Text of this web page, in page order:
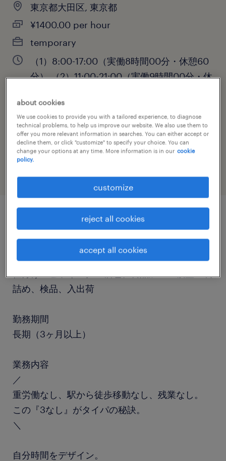
東京都大田区, 東京都
¥1400.00 per hour
temporary
（1）8:00-17:00（実働8時間00分・休憩60
分）,（2）11:00-21:00（実働9時間00分・休
job category
warehousing & distribution
job details
職種
詰め、検品、入出荷
勤務期間
長期（3ヶ月以上）
業務内容
／
重労働なし、駅から徒歩移動なし、残業なし。
この『3なし』がタイパの秘訣。
＼
自分時間をデザイン。
about cookies
We use cookies to provide you with a tailored experience, to diagnose
technical problems, to help us improve our website. We also use them to
offer you more relevant information in searches. You can either accept or
decline them, or click "customize" to specify your choice. You can
change your options at any time. More information is in our cookie
policy.
customize
reject all cookies
accept all cookies